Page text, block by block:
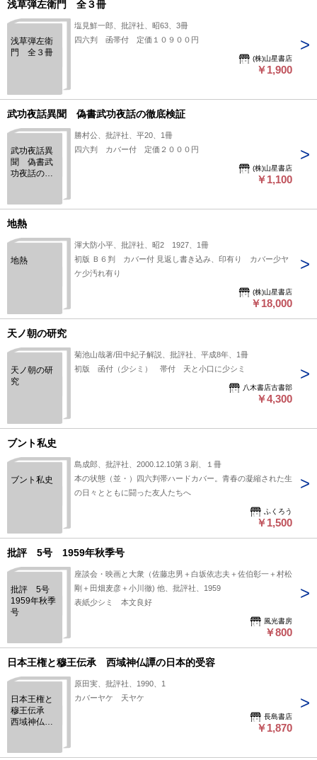
い。状態表記の無いものは特に問題なく良好とお考え下さ
い。:
浅草弾左衛門 全３冊
浅草弾左衛
門 全３冊
塩見鮮一郎、批評社、昭63、3冊
四六判 函帯付 定価１０９００円
(株)山星書店
￥1,900
武功夜話異聞 偽書武功夜話の徹底検証
武功夜話異
聞 偽書武
功夜話の徹
勝村公、批評社、平20、1冊
四六判 カバー付 定価２０００円
(株)山星書店
￥1,100
地熱
地熱
渾大防小平、批評社、昭2 1927、1冊
初版 Ｂ６判 カバー付 見返し書き込み、印有り カバー少ヤ
ケ少汚れ有り
(株)山星書店
￥18,000
天ノ朝の研究
天ノ朝の研
究
菊池山哉著/田中紀子解説、批評社、平成8年、1冊
初版 函付（少シミ） 帯付 天と小口に少シミ
八木書店古書部
￥4,300
ブント私史
ブント私史
島成郎、批評社、2000.12.10第３刷、１冊
本の状態（並・）四六判帯ハードカバー。青春の凝縮された生
の日々とともに闘った友人たちへ
ふくろう
￥1,500
批評 5号 1959年秋季号
批評 5号
1959年秋季
号
座談会・映画と大衆（佐藤忠男＋白坂依志夫＋佐伯彰一＋村松
剛＋田畑麦彦＋小川徹) 他、批評社、1959
表紙少シミ 本文良好
風光書房
￥800
日本王権と穆王伝承 西域神仏譚の日本的受容
日本王権と
穆王伝承
西域神仏譚
原田実、批評社、1990、1
カバーヤケ 天ヤケ
長島書店
￥1,870